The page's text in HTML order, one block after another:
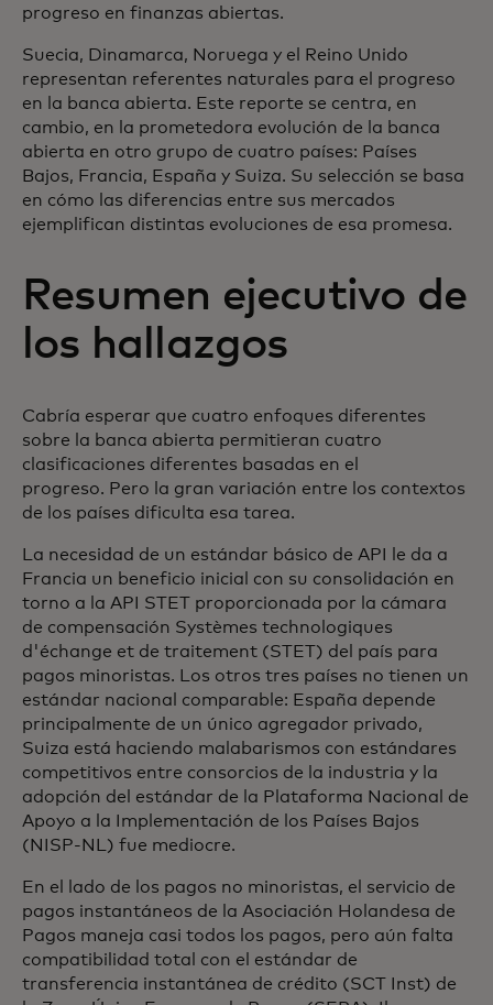
progreso en finanzas abiertas.
Suecia, Dinamarca, Noruega y el Reino Unido
representan referentes naturales para el progreso
en la banca abierta. Este reporte se centra, en
cambio, en la prometedora evolución de la banca
abierta en otro grupo de cuatro países: Países
Bajos, Francia, España y Suiza. Su selección se basa
en cómo las diferencias entre sus mercados
ejemplifican distintas evoluciones de esa promesa.
Resumen ejecutivo de
los hallazgos
Cabría esperar que cuatro enfoques diferentes
sobre la banca abierta permitieran cuatro
clasificaciones diferentes basadas en el
progreso. Pero la gran variación entre los contextos
de los países dificulta esa tarea.
La necesidad de un estándar básico de API le da a
Francia un beneficio inicial con su consolidación en
torno a la API STET proporcionada por la cámara
de compensación Systèmes technologiques
d'échange et de traitement (STET) del país para
pagos minoristas. Los otros tres países no tienen un
estándar nacional comparable: España depende
principalmente de un único agregador privado,
Suiza está haciendo malabarismos con estándares
competitivos entre consorcios de la industria y la
adopción del estándar de la Plataforma Nacional de
Apoyo a la Implementación de los Países Bajos
(NISP-NL) fue mediocre.
En el lado de los pagos no minoristas, el servicio de
pagos instantáneos de la Asociación Holandesa de
Pagos maneja casi todos los pagos, pero aún falta
compatibilidad total con el estándar de
transferencia instantánea de crédito (SCT Inst) de